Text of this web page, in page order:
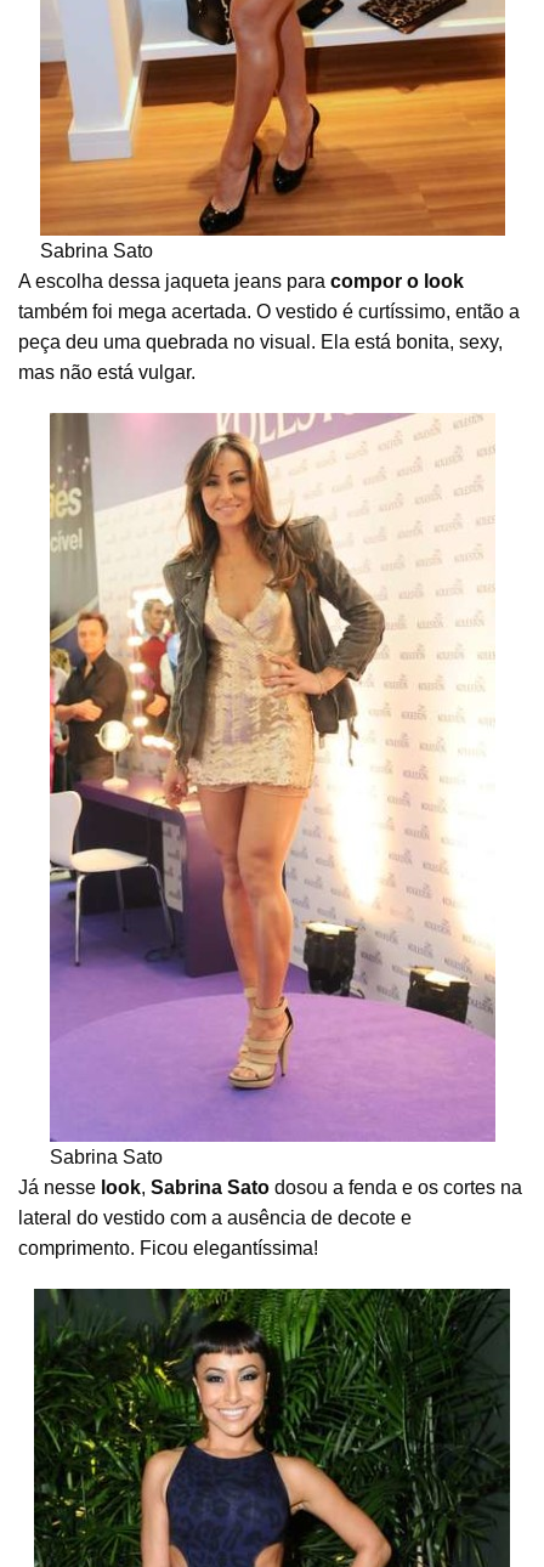
Sabrina Sato
A escolha dessa jaqueta jeans para compor o look
também foi mega acertada. O vestido é curtíssimo, então a
peça deu uma quebrada no visual. Ela está bonita, sexy,
mas não está vulgar.
Sabrina Sato
Já nesse look, Sabrina Sato dosou a fenda e os cortes na
lateral do vestido com a ausência de decote e
comprimento. Ficou elegantíssima!